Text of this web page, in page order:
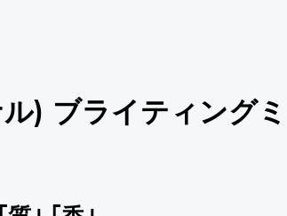
) ブライティング